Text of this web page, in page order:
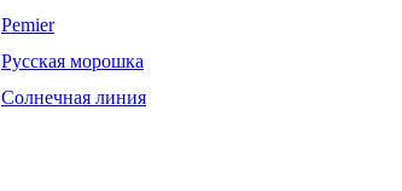
Pemier
Русская морошка
Солнечная линия